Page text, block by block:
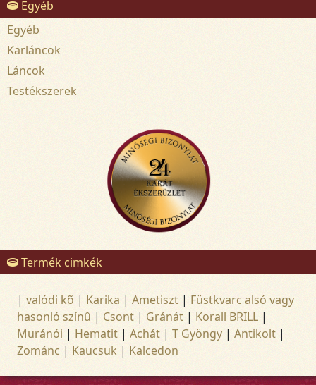
Egyéb
Egyéb
Karláncok
Láncok
Testékszerek
Termék cimkék
| valódi kõ | Karika | Ametiszt | Füstkvarc alsó vagy
hasonló színû | Csont | Gránát | Korall BRILL |
Muránói | Hematit | Achát | T Gyöngy | Antikolt |
Zománc | Kaucsuk | Kalcedon